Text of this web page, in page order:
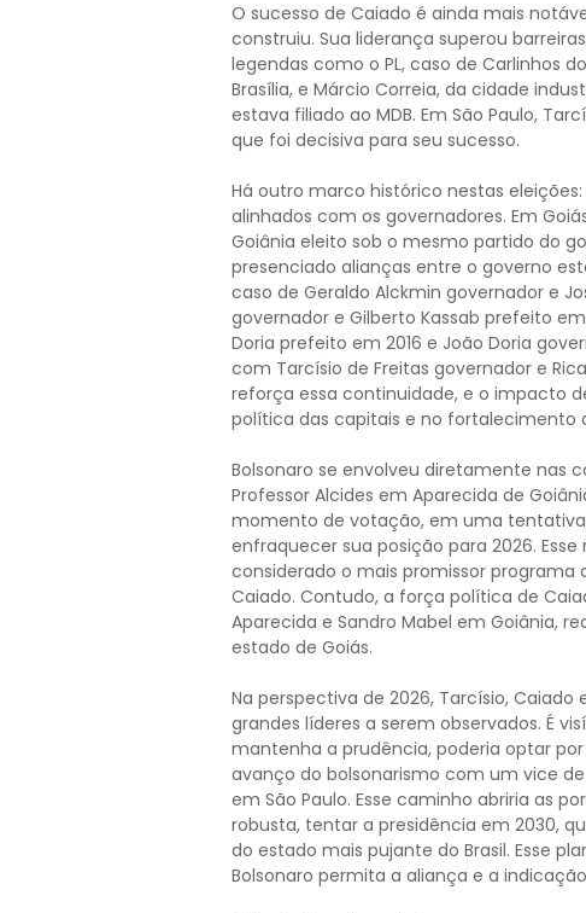
O sucesso de Caiado é ainda mais
construiu. Sua liderança superou
legendas como o PL, caso de Carlinhos
Brasília, e Márcio Correia, da cidade
estava filiado ao MDB. Em São Paulo,
que foi decisiva para seu sucesso.
Há outro marco histórico nestas
alinhados com os governadores. Em
Goiânia eleito sob o mesmo partido do
presenciado alianças entre o governo
caso de Geraldo Alckmin governador e
governador e Gilberto Kassab prefeito
Doria prefeito em 2016 e João Doria
com Tarcísio de Freitas governador e
reforça essa continuidade, e o impacto
política das capitais e no fortalecimento
Bolsonaro se envolveu diretamente nas
Professor Alcides em Aparecida de
momento de votação, em uma tentativa
enfraquecer sua posição para 2026.
considerado o mais promissor
Caiado. Contudo, a força política de
Aparecida e Sandro Mabel em Goiânia,
estado de Goiás.
Na perspectiva de 2026, Tarcísio,
grandes líderes a serem observados. É
mantenha a prudência, poderia optar
avanço do bolsonarismo com um vice
em São Paulo. Esse caminho abriria as
robusta, tentar a presidência em 2030,
do estado mais pujante do Brasil. Esse
Bolsonaro permita a aliança e a